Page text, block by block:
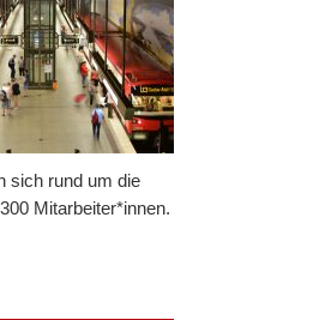
sich rund um die
Mitarbeiter*innen.